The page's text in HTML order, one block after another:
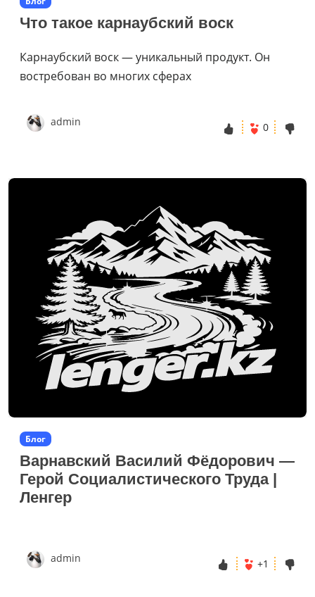
Что такое карнаубский воск
Карнаубский воск — уникальный продукт. Он
востребован во многих сферах
admin 0
Блог
Варнавский Василий Фёдорович —
Герой Социалистического Труда |
Ленгер
admin +1